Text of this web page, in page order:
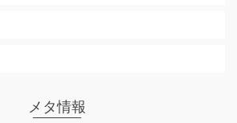
メタ情報